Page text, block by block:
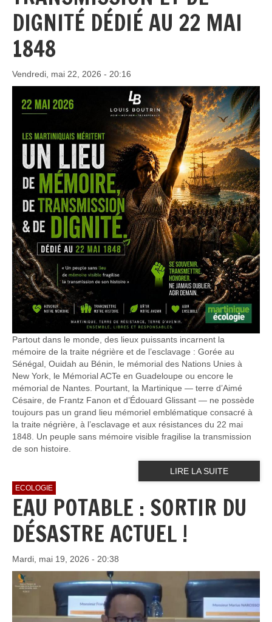
DIGNITÉ DÉDIÉ AU 22 MAI
1848
Vendredi, mai 22, 2026 - 20:16
Partout dans le monde, des lieux puissants incarnent la
mémoire de la traite négrière et de l’esclavage : Gorée au
Sénégal, Ouidah au Bénin, le mémorial des Nations Unies à
New York, le Mémorial ACTe en Guadeloupe ou encore le
mémorial de Nantes. Pourtant, la Martinique — terre d’Aimé
Césaire, de Frantz Fanon et d’Édouard Glissant — ne possède
toujours pas un grand lieu mémoriel emblématique consacré à
la traite négrière, à l’esclavage et aux résistances du 22 mai
1848. Un peuple sans mémoire visible fragilise la transmission
de son histoire.
LIRE LA SUITE
ECOLOGIE
EAU POTABLE : SORTIR DU
DÉSASTRE ACTUEL !
Mardi, mai 19, 2026 - 20:38